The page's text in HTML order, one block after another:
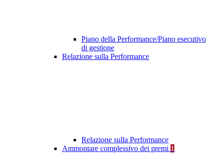
Piano della Performance/Piano esecutivo
di gestione
Relazione sulla Performance
Relazione sulla Performance
Ammontare complessivo dei premi 1